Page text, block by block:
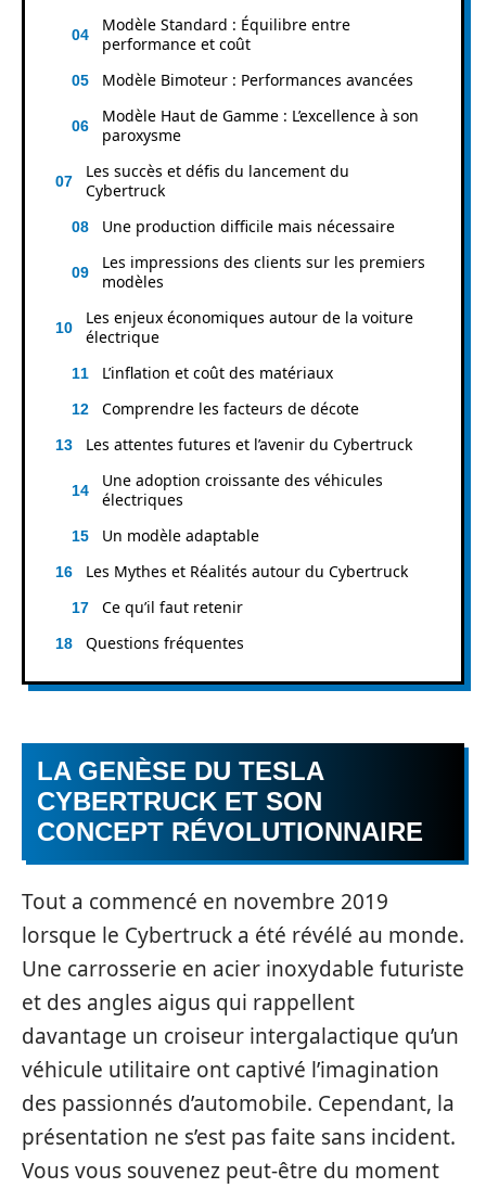
Modèle Standard : Équilibre entre
performance et coût
Modèle Bimoteur : Performances avancées
Modèle Haut de Gamme : L’excellence à son
paroxysme
Les succès et défis du lancement du
Cybertruck
Une production difficile mais nécessaire
Les impressions des clients sur les premiers
modèles
Les enjeux économiques autour de la voiture
électrique
L’inflation et coût des matériaux
Comprendre les facteurs de décote
Les attentes futures et l’avenir du Cybertruck
Une adoption croissante des véhicules
électriques
Un modèle adaptable
Les Mythes et Réalités autour du Cybertruck
Ce qu’il faut retenir
Questions fréquentes
LA GENÈSE DU TESLA
CYBERTRUCK ET SON
CONCEPT RÉVOLUTIONNAIRE
Tout a commencé en novembre 2019
lorsque le Cybertruck a été révélé au monde.
Une carrosserie en acier inoxydable futuriste
et des angles aigus qui rappellent
davantage un croiseur intergalactique qu’un
véhicule utilitaire ont captivé l’imagination
des passionnés d’automobile. Cependant, la
présentation ne s’est pas faite sans incident.
Vous vous souvenez peut-être du moment